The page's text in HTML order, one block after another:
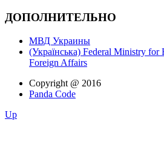
ДОПОЛНИТЕЛЬНО
МВД Украины
(Українська) Federal Ministry for
Foreign Affairs
Copyright @ 2016
Panda Code
Up